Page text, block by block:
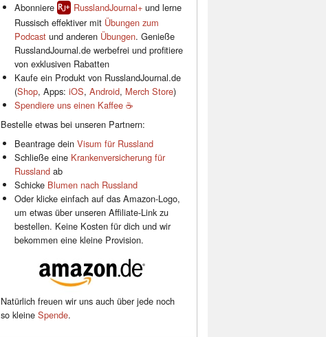
Abonniere
RusslandJournal+und lerne
Russisch effektiver mit Übungen zum
Podcastund anderen Übungen. Genieße
RusslandJournal.de werbefrei und profitiere
von exklusiven Rabatten
Kaufe ein Produkt von RusslandJournal.de
(Shop, Apps: iOS, Android, Merch Store)
Spendiere uns einen Kaffee ☕️
Bestelle etwas bei unseren Partnern:
Beantrage dein Visum für Russland
Schließe eine Krankenversicherung für
Russlandab
Schicke Blumen nach Russland
Oder klicke einfach auf das Amazon-Logo,
um etwas über unseren Affiliate-Link zu
bestellen. Keine Kosten für dich und wir
bekommen eine kleine Provision.
Natürlich freuen wir uns auch über jede noch
so kleine Spende.